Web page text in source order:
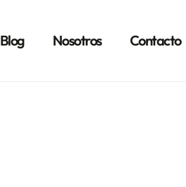
Blog Nosotros Contacto